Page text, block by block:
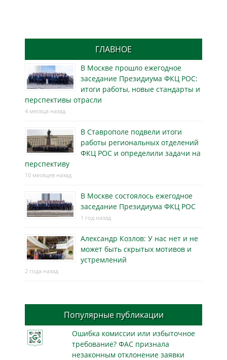
ГЛАВНОЕ
В Москве прошло ежегодное
заседание Президиума ФКЦ РОС:
итоги работы, новые стандарты и
перспективы отрасли
4 месяца назад
В Ставрополе подвели итоги
работы региональных отделений
ФКЦ РОС и определили задачи на
перспективу
10 месяцев назад
В Москве состоялось ежегодное
заседание Президиума ФКЦ РОС
1 год назад
Александр Козлов: У нас нет и не
может быть скрытых мотивов и
устремлений
2 года назад
Популярные публикации
Ошибка комиссии или избыточное
требование? ФАС признала
незаконным отклонение заявки